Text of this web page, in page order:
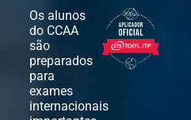
Os alunos
do CCAA
são
preparados
para
exames
internacionais